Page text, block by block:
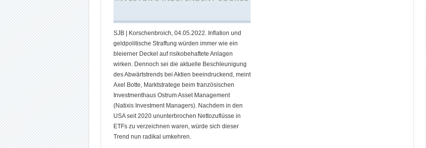
SJB | Korschenbroich, 04.05.2022. Inflation und
geldpolitische Straffung würden immer wie ein
bleierner Deckel auf risikobehaftete Anlagen
wirken. Dennoch sei die aktuelle Beschleunigung
des Abwärtstrends bei Aktien beeindruckend, meint
Axel Botte, Marktstratege beim französischen
Investmenthaus Ostrum Asset Management
(Natixis Investment Managers). Nachdem in den
USA seit 2020 ununterbrochen Nettozuflüsse in
ETFs zu verzeichnen waren, würde sich dieser
Trend nun radikal umkehren.